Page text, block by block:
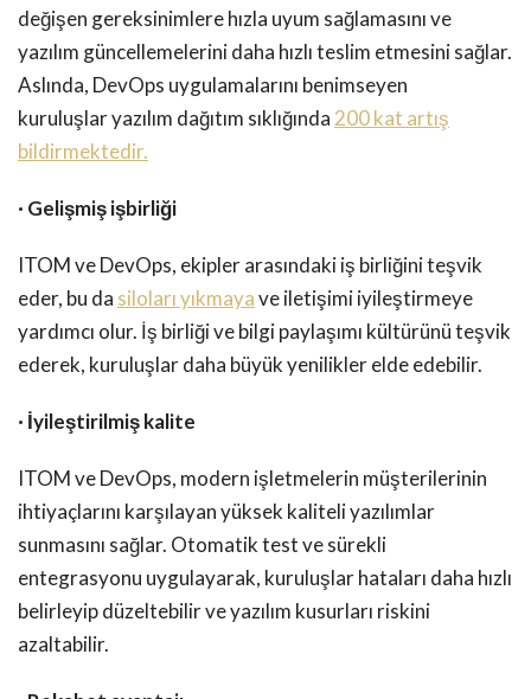
değişen gereksinimlere hızla uyum sağlamasını ve
yazılım güncellemelerini daha hızlı teslim etmesini sağlar.
Aslında, DevOps uygulamalarını benimseyen
kuruluşlar yazılım dağıtım sıklığında200 kat artış
bildirmektedir.
· Gelişmiş işbirliği
ITOM ve DevOps, ekipler arasındaki iş birliğini teşvik
eder, bu da siloları yıkmayave iletişimi iyileştirmeye
yardımcı olur. İş birliği ve bilgi paylaşımı kültürünü teşvik
ederek, kuruluşlar daha büyük yenilikler elde edebilir.
· İyileştirilmiş kalite
ITOM ve DevOps, modern işletmelerin müşterilerinin
ihtiyaçlarını karşılayan yüksek kaliteli yazılımlar
sunmasını sağlar. Otomatik test ve sürekli
entegrasyonu uygulayarak, kuruluşlar hataları daha hızlı
belirleyip düzeltebilir ve yazılım kusurları riskini
azaltabilir.